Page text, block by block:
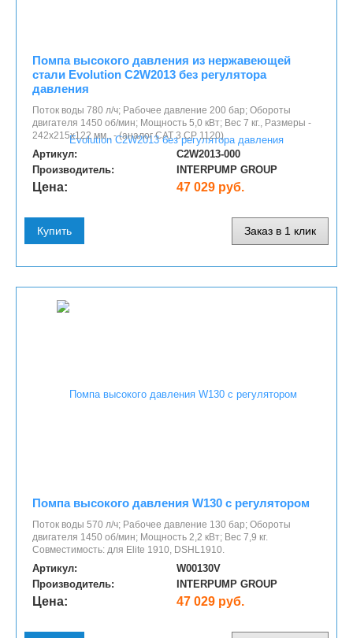
Помпа высокого давления из нержавеющей
стали Evolution С2W2013 без регулятора
давления
Поток воды 780 л/ч; Рабочее давление 200 бар; Обороты
двигателя 1450 об/мин; Мощность 5,0 кВт; Вес 7 кг., Размеры -
242x215x122 мм., - (аналог САТ 3 СР 1120)
Артикул:
C2W2013-000
Производитель:
INTERPUMP GROUP
Цена: 47 029 руб.
Купить Заказ в 1 клик
Помпа высокого давления W130 с регулятором
Поток воды 570 л/ч; Рабочее давление 130 бар; Обороты
двигателя 1450 об/мин; Мощность 2,2 кВт; Вес 7,9 кг.
Совместимость: для Elite 1910, DSHL1910.
Артикул:
W00130V
Производитель:
INTERPUMP GROUP
Цена: 47 029 руб.